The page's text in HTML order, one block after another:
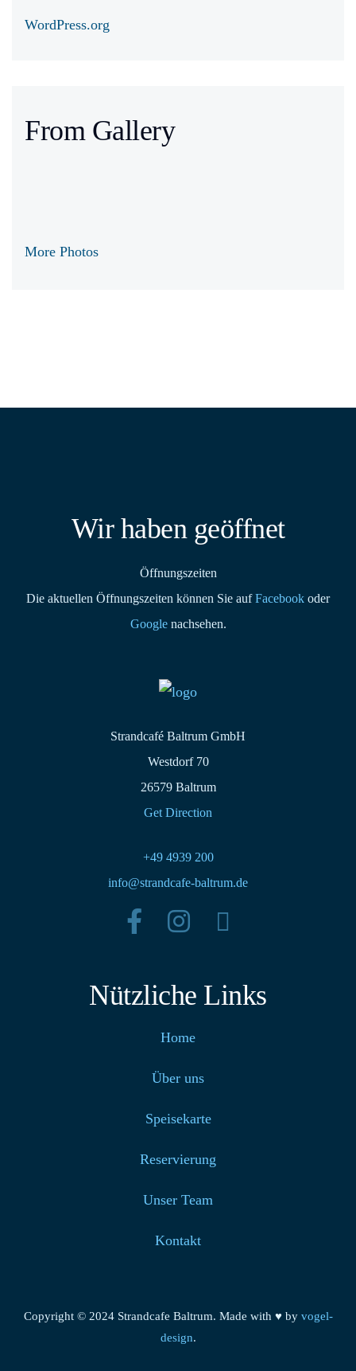
WordPress.org
From Gallery
More Photos
Wir haben geöffnet
Öffnungszeiten
Die aktuellen Öffnungszeiten können Sie aufFacebook oder
Googlenachsehen.
Strandcafé Baltrum GmbH
Westdorf 70
26579 Baltrum
Get Direction
+49 4939 200
info@strandcafe-baltrum.de
Nützliche Links
Home
Über uns
Speisekarte
Reservierung
Unser Team
Kontakt
Copyright © 2024 Strandcafe Baltrum. Made with ♥ by vogel-
design.